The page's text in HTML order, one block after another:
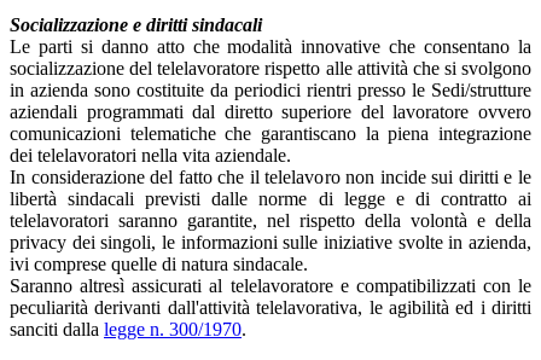
Socializzazione e diritti sindacali
Le parti si danno atto che modalità innovative che consentano la
socializzazione del telelavoratore rispetto alle attività che si svolgono
in azienda sono costituite da periodici rientri presso le Sedi/strutture
aziendali programmati dal diretto superiore del lavoratore ovvero
comunicazioni telematiche che garantiscano la piena integrazione
dei telelavoratori nella vita aziendale.
In considerazione del fatto che il telelavoro non incide sui diritti e le
libertà sindacali previsti dalle norme di legge e di contratto ai
telelavoratori saranno garantite, nel rispetto della volontà e della
privacy dei singoli, le informazioni sulle iniziative svolte in azienda,
ivi comprese quelle di natura sindacale.
Saranno altresì assicurati al telelavoratore e compatibilizzati con le
peculiarità derivanti dall'attività telelavorativa, le agibilità ed i diritti
sanciti dalla legge n. 300/1970.